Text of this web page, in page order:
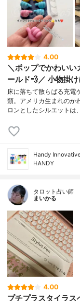
4.00
＼ポップでかわい
ールド💨／ 小物掛
床に落ちて散らばる充電
類。アメリカ生まれのか
ロンとしたシルエットは
Handy
HANDY
タロット占い師
まいかる
4.00
プチプラスタイラ